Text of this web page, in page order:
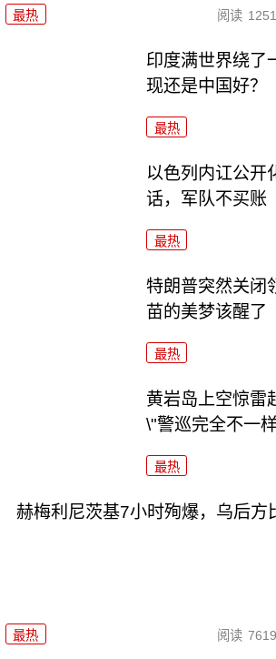
最热 阅读
印度满世界绕了
现还是中国好？
最热
以色列内讧公开
话，军队不买账
最热
特朗普突然关闭
苗的美梦该醒了
最热
黄岩岛上空惊雷
\"警巡完全不一样
最热
赫梅利尼茨基7小时殉爆，乌后方
最热 阅读 7619